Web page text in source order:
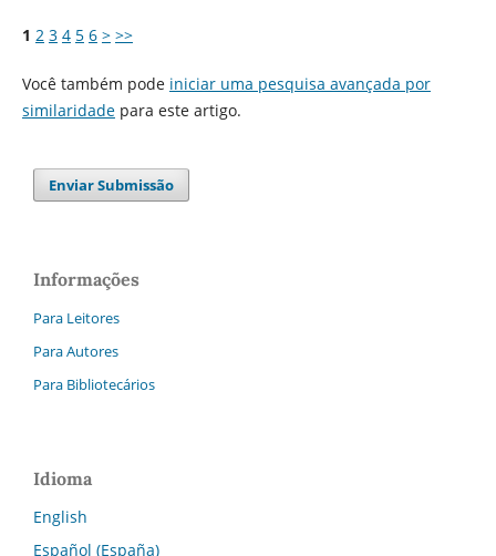
1 2 3 4 5 6 > >>
Você também pode iniciar uma pesquisa avançada por
similaridadepara este artigo.
Enviar Submissão
Informações
Para Leitores
Para Autores
Para Bibliotecários
Idioma
English
Español (España)